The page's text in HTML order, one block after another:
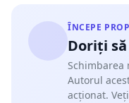
ÎNCEPE
Doriți
Schimbarea
Autorul
acționat.